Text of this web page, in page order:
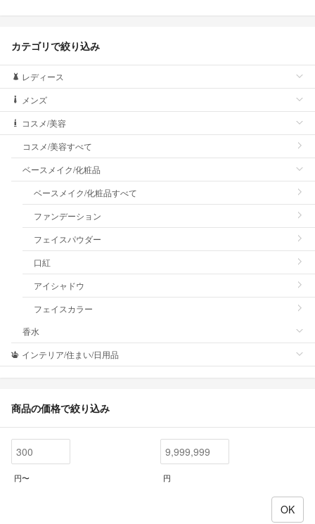
カテゴリで絞り込み
レディース
メンズ
コスメ/美容
コスメ/美容すべて
ベースメイク/化粧品
ベースメイク/化粧品すべて
ファンデーション
フェイスパウダー
口紅
アイシャドウ
フェイスカラー
香水
インテリア/住まい/日用品
商品の価格で絞り込み
円〜 円